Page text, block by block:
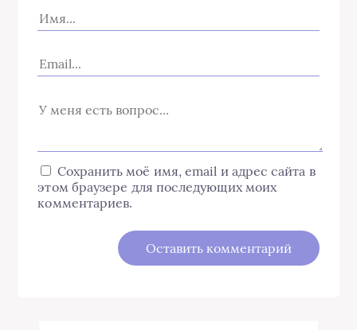
Сохранить моё имя, email и адрес сайта в
этом браузере для последующих моих
комментариев.